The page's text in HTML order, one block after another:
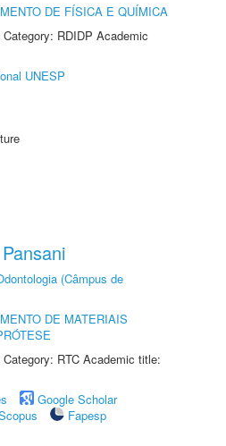
DE FÍSICA E QUÍMICA
RDIDP Academic
UNESP
(Câmpus de
DE MATERIAIS
RTC Academic title:
Google Scholar
Fapesp